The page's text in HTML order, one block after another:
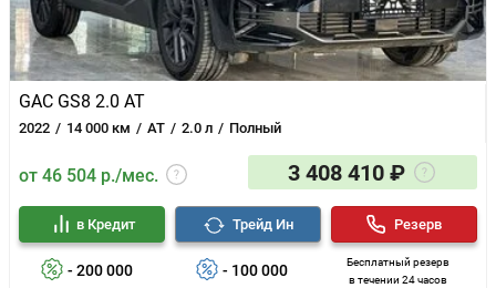
GAC GS8 2.0 AT
2022 14 000 км AT 2.0 л Полный
от 46 504 р./мес. 3 408 410 ₽
- 200 000
в Кредит
- 100 000
Трейд Ин
Бесплатный резерв
в течении 24 часов
Резерв